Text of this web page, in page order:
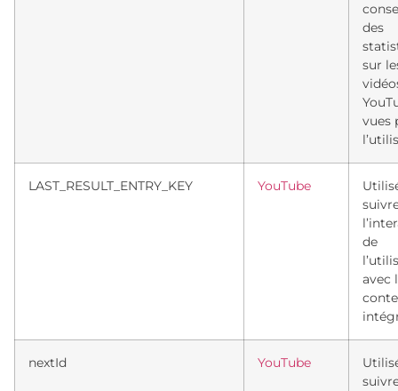
des
sur
vues
LAST_RESULT_ENTRY_KEY YouTube
de
avec
nextId YouTube